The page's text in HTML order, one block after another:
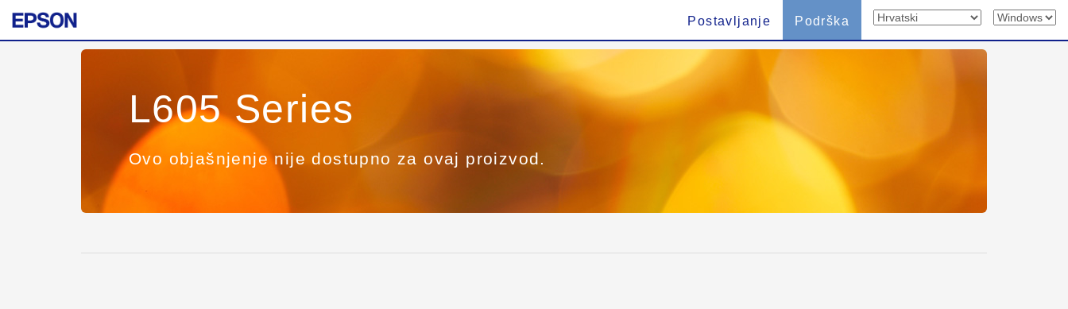
Postavljanje Podrška
L605 Series
Ovo objašnjenje nije dostupno za ovaj proizvod.